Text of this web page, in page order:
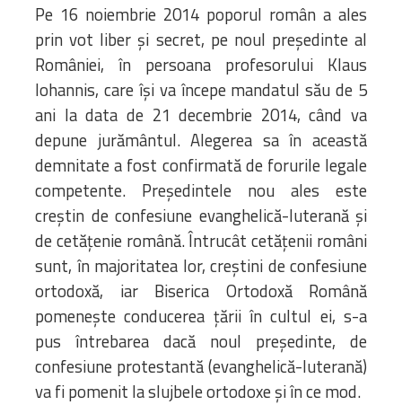
Comunicati stampa
Gli Statuti e le leggi
Lettere pastorali
Biblioteca
Risorse multimediali
Opinioni Ortodosse
Dalla vita
della”famiglia” della
diocesi
CSDE
La Parola del Vescovo
Lectura Lunii
Prezentarea
Parohiilor
Pe 16 noiembrie 2014 poporul român a ales
prin vot liber şi secret, pe noul preşedinte al
României, în persoana profesorului Klaus
Iohannis, care îşi va începe mandatul său de 5
ani la data de 21 decembrie 2014, când va
depune jurământul. Alegerea sa în această
demnitate a fost confirmată de forurile legale
competente. Preşedintele nou ales este
creştin de confesiune evanghelică-luterană şi
de cetăţenie română. Întrucât cetăţenii români
sunt, în majoritatea lor, creştini de confesiune
ortodoxă, iar Biserica Ortodoxă Română
pomeneşte conducerea ţării în cultul ei, s-a
pus întrebarea dacă noul preşedinte, de
confesiune protestantă (evanghelică-luterană)
va fi pomenit la slujbele ortodoxe şi în ce mod.